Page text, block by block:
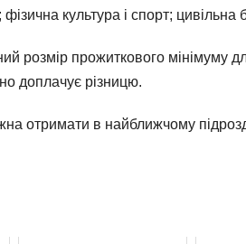
фізична культура і спорт;
розмір прожиткового мінімуму
доплачує різницю.
отримати в найближчому